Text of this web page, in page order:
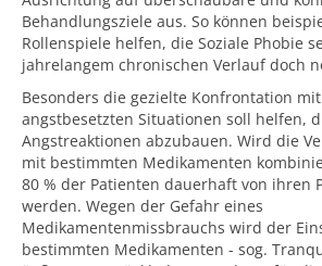
Behandlungsziele aus. So können
Rollenspiele helfen, die Soziale Phobie
jahrelangem chronischen Verlauf doch
Besonders die gezielte Konfrontation
angstbesetzten Situationen soll helfen,
Angstreaktionen abzubauen. Wird die
mit bestimmten Medikamenten
80 % der Patienten dauerhaft von ihren
werden. Wegen der Gefahr eines
Medikamentenmissbrauchs wird der
bestimmten Medikamenten - sog.